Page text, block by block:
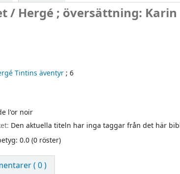
/ Hergé ; översättning: Karin
Tintins äventyr; 6
l'or noir
Den aktuella titeln har inga taggar från det här
0.0 (0 röster)
( 0 )